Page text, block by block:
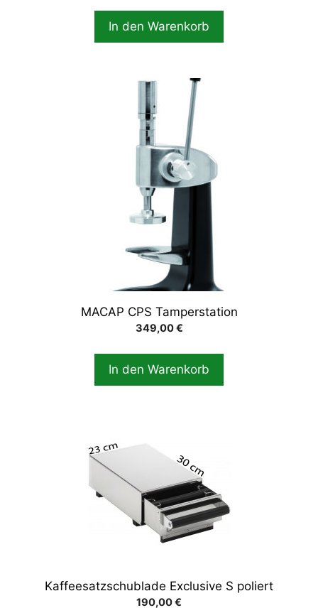
In den Warenkorb
MACAP CPS Tamperstation
349,00€
In den Warenkorb
Kaffeesatzschublade Exclusive S poliert
190,00€